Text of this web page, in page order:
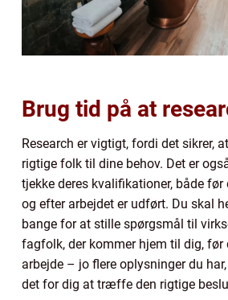
Brug tid på at
Research er vigtigt, fordi det sikrer,
rigtige folk til dine behov. Det er
tjekke deres kvalifikationer, både
og efter arbejdet er udført. Du skal
bange for at stille spørgsmål til
fagfolk, der kommer hjem til dig, før
arbejde – jo flere oplysninger du
det for dig at træffe den rigtige